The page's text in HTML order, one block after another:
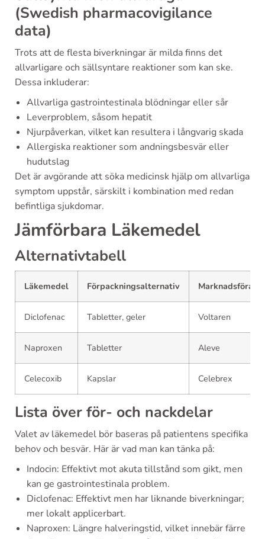
(Swedish pharmacovigilance
data)
Trots att de flesta biverkningar är milda finns det
allvarligare och sällsyntare reaktioner som kan ske.
Dessa inkluderar:
Allvarliga gastrointestinala blödningar eller sår
Leverproblem, såsom hepatit
Njurpåverkan, vilket kan resultera i långvarig skada
Allergiska reaktioner som andningsbesvär eller
hudutslag
Det är avgörande att söka medicinsk hjälp om allvarliga
symptom uppstår, särskilt i kombination med redan
befintliga sjukdomar.
Jämförbara Läkemedel
Alternativtabell
Läkemedel Förpackningsalternativ Marknadsförare
Diclofenac Tabletter, geler Voltaren
Naproxen Tabletter Aleve
Celecoxib Kapslar Celebrex
Lista över för- och nackdelar
Valet av läkemedel bör baseras på patientens specifika
behov och besvär. Här är vad man kan tänka på:
Indocin: Effektivt mot akuta tillstånd som gikt, men
kan ge gastrointestinala problem.
Diclofenac: Effektivt men har liknande biverkningar;
mer lokalt applicerbart.
Naproxen: Längre halveringstid, vilket innebär färre